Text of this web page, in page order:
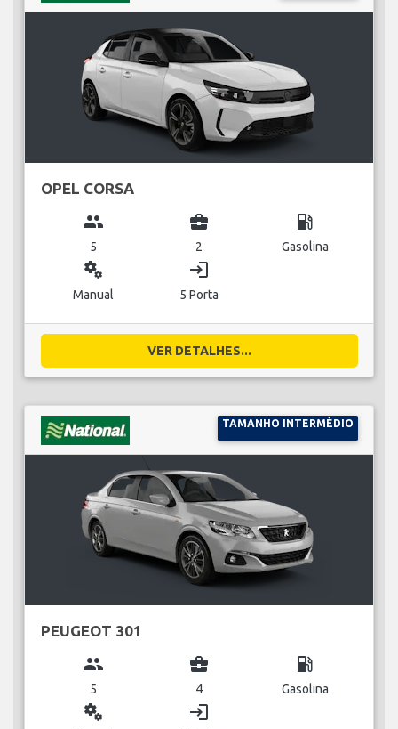
OPEL CORSA
group
5
business_center
2
local_gas_station
Gasolina
miscellaneous_services
Manual
login
5 Porta
VER DETALHES...
TAMANHO INTERMÉDIO
PEUGEOT 301
group
5
business_center
4
local_gas_station
Gasolina
miscellaneous_services login